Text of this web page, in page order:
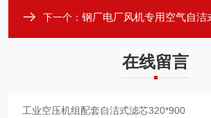
下一个： 钢厂电厂风机专用空气自洁
在线留言